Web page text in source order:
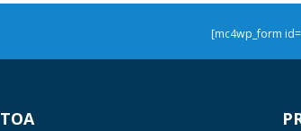
[mc4wp_form
TOA